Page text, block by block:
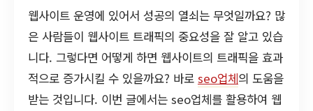
웹사이트 운영에 있어서 성공의 열쇠는 무엇일까요? 많
은 사람들이 웹사이트 트래픽의 중요성을 잘 알고 있습
니다. 그렇다면 어떻게 하면 웹사이트의 트래픽을 효과
적으로 증가시킬 수 있을까요? 바로 seo업체의 도움을
받는 것입니다. 이번 글에서는 seo업체를 활용하여 웹